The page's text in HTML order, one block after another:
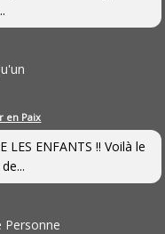
en Paix
LES ENFANTS !! Voilà le
Personne